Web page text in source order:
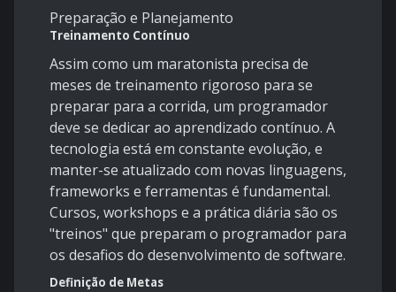
Preparação e Planejamento
Treinamento Contínuo
Assim como um maratonista precisa de
meses de treinamento rigoroso para se
preparar para a corrida, um programador
deve se dedicar ao aprendizado contínuo. A
tecnologia está em constante evolução, e
manter-se atualizado com novas linguagens,
frameworks e ferramentas é fundamental.
Cursos, workshops e a prática diária são os
"treinos" que preparam o programador para
os desafios do desenvolvimento de software.
Definição de Metas